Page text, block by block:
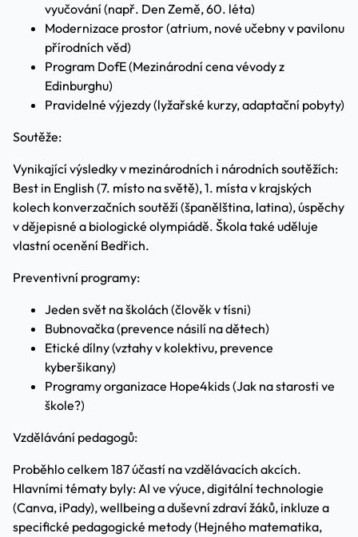
vyučování (např. Den Země, 60. léta)
Modernizace prostor (atrium, nové učebny v pavilonu
přírodních věd)
Program DofE (Mezinárodní cena vévody z
Edinburghu)
Pravidelné výjezdy (lyžařské kurzy, adaptační pobyty)
Soutěže:
Vynikající výsledky v mezinárodních i národních soutěžích:
Best in English (7. místo na světě), 1. místa v krajských
kolech konverzačních soutěží (španělština, latina), úspěchy
v dějepisné a biologické olympiádě. Škola také uděluje
vlastní ocenění Bedřich.
Preventivní programy:
Jeden svět na školách (člověk v tísni)
Bubnovačka (prevence násilí na dětech)
Etické dílny (vztahy v kolektivu, prevence
kyberšikany)
Programy organizace Hope4kids (Jak na starosti ve
škole?)
Vzdělávání pedagogů:
Proběhlo celkem 187 účastí na vzdělávacích akcích.
Hlavními tématy byly: AI ve výuce, digitální technologie
(Canva, iPady), wellbeing a duševní zdraví žáků, inkluze a
specifické pedagogické metody (Hejného matematika,